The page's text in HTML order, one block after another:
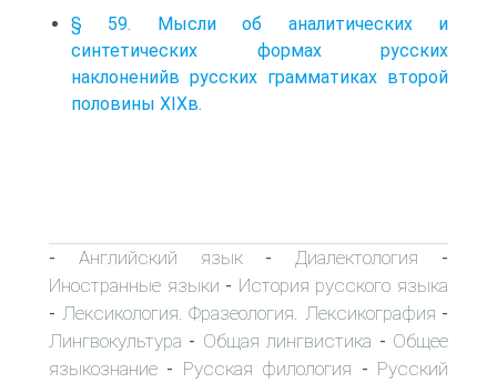
§ 59. Мысли об аналитических и
синтетических формах русских
наклоненийв русских грамматиках второй
половины XIXв.
- Английский язык- Диалектология -
Иностранные языки - История русского языка
- Лексикология. Фразеология. Лексикография -
Лингвокультура - Общая лингвистика - Общее
языкознание - Русская филология - Русский